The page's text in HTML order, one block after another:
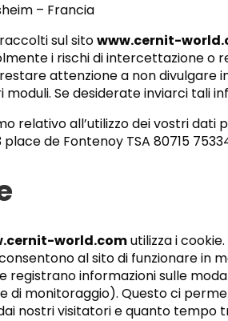
– Francia
sul sitowww.cernit-
i rischi di intercettazione o
attenzione a non divulgare
moduli. Se desiderate inviarci tali
relativo all’utilizzo dei vostri dati
place de Fontenoy TSA 80715
world.comutilizza i
al sito di funzionare in
registrano informazioni sulle
di monitoraggio). Questo ci
nostri visitatori e quanto tempo